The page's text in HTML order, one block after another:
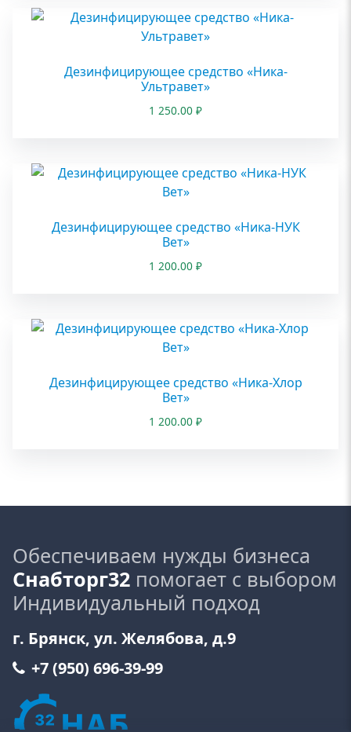
Дезинфицирующее средство «Ника-
Ультравет»
1 250.00 ₽
Дезинфицирующее средство «Ника-НУК
Вет»
1 200.00 ₽
Дезинфицирующее средство «Ника-Хлор
Вет»
1 200.00 ₽
Обеспечиваем нужды бизнеса
Снабторг32 помогает с выбором
Индивидуальный подход
г. Брянск, ул. Желябова, д.9
+7 (950) 696-39-99